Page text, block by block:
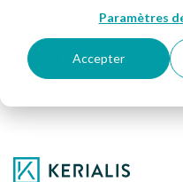
Paramètres
Accepter